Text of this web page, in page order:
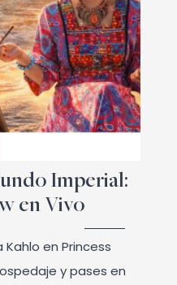
Imperial:
en Vivo
en Princess
y pases en